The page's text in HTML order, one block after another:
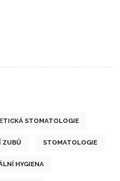
STOMATOLOGIE
ZUBŮ STOMATOLOGIE
HYGIENA